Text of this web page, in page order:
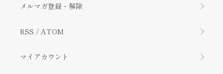
メルマガ登録・解除
RSS / ATOM
マイアカウント